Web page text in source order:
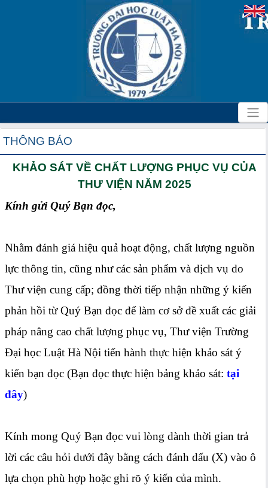
THÔNG BÁO
KHẢO SÁT VỀ CHẤT LƯỢNG PHỤC VỤ CỦA
THƯ VIỆN NĂM 2025
Kính gửi Quý Bạn đọc,
Nhằm đánh giá hiệu quả hoạt động, chất lượng nguồn
lực thông tin, cũng như các sản phẩm và dịch vụ do
Thư viện cung cấp; đồng thời tiếp nhận những ý kiến
phản hồi từ Quý Bạn đọc để làm cơ sở đề xuất các giải
pháp nâng cao chất lượng phục vụ, Thư viện Trường
Đại học Luật Hà Nội tiến hành thực hiện khảo sát ý
kiến bạn đọc (Bạn đọc thực hiện bảng khảo sát: tại
đây)
Kính mong Quý Bạn đọc vui lòng dành thời gian trả
lời các câu hỏi dưới đây bằng cách đánh dấu (X) vào ô
lựa chọn phù hợp hoặc ghi rõ ý kiến của mình.